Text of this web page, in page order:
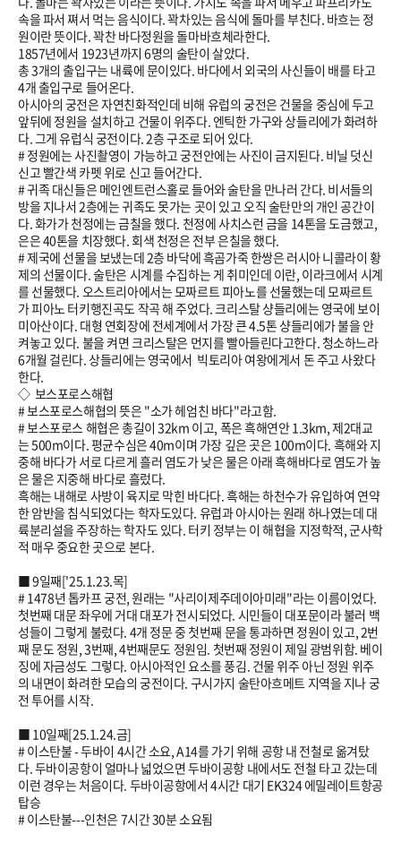
속을 파서 쪄서 먹는 음식이다. 꽉차있는 음식에 돌마를 부친다. 바흐는 정
원이란 뜻이다. 꽉찬 바다정원을 돌마바흐체라한다.
1857년에서 1923년까지 6명의 술탄이 살았다.
총 3개의 출입구는 내륙에 문이있다. 바다에서 외국의 사신들이 배를 타고
4개 출입구로 들어온다.
아시아의 궁전은 자연친화적인데 비해 유럽의 궁전은 건물을 중심에 두고
앞뒤에 정원을 설치하고 건물이 위주다. 엔틱한 가구와 상들리에가 화려하
다. 그게 유럽식 궁전이다. 2층 구조로 되어 있다.
# 정원에는 사진촬영이 가능하고 궁전안에는 사진이 금지된다. 비닐 덧신
신고 빨간색 카펫 위로 신고 들어간다.
# 귀족 대신들은 메인엔트런스홀로 들어와 술탄을 만나러 간다. 비서들의
방을 지나서 2층에는 귀족도 못가는 곳이 있고 오직 술탄만의 개인 공간이
다. 화가가 천정에는 금칠을 했다. 천정에 사치스런 금을 14톤을 도금했고,
은은 40톤을 치장했다. 회색 천정은 전부 은칠을 했다.
# 제국에 선물을 보냈는데 2층 바닥에 흑곰가죽 한쌍은 러시아 니콜라이 황
제의 선물이다. 술탄은 시계를 수집하는 게 취미인데 이란, 이라크에서 시계
를 선물했다. 오스트리아에서는 모짜르트 피아노를 선물했는데 모짜르트
가 피아노 터키행진곡도 작곡 해 주었다. 크리스탈 샹들리에는 영국에 보이
미아산이다. 대형 연회장에 전세계에서 가장 큰 4.5톤 샹들리에가 불을 안
켜놓고 있다. 불을 켜면 크리스탈은 먼지를 빨아들린다고한다. 청소하느라
6개월 걸린다. 상들리에는 영국에서 빅토리아 여왕에게서 돈 주고 사왔다
한다.
◇ 보스포로스해협
# 보스포로스해협의 뜻은 "소가 헤엄친 바다"라고함.
# 보스포로스 해협은 총길이 32km 이고, 폭은 흑해연안 1.3km, 제2대교
는 500m이다. 평균수심은 40m이며 가장 깊은 곳은 100m이다. 흑해와 지
중해 바다가 서로 다르게 흘러 염도가 낮은 물은 아래 흑해바다로 염도가 높
은 물은 지중해 바다로 흘렀다.
흑해는 내해로 사방이 육지로 막힌 바다다. 흑해는 하천수가 유입하여 연약
한 암반을 침식되었다는 학자도있다. 유럽과 아시아는 원래 하나였는데 대
륙분리설을 주장하는 학자도 있다. 터키 정부는 이 해협을 지정학적, 군사학
적 매우 중요한 곳으로 본다.
■ 9일째['25.1.23.목]
#1478년 톱카프 궁전, 원래는 "사리이제주데이아미래"라는 이름이었다.
첫번째 대문 좌우에 거대 대포가 전시되었다. 시민들이 대포문이라 불러 백
성들이 그렇게 불렀다. 4개 정문 중 첫번째 문을 통과하면 정원이 있고, 2번
째 문도 정원, 3번째, 4번째문도 정원임. 첫번째 정원이 제일 광범위함. 베이
징에 자금성도 그렇다. 아시아적인 요소를 풍김. 건물 위주 아닌 정원 위주
의 내면이 화려한 모습의 궁전이다. 구시가지 술탄아흐메트 지역을 지나 궁
전 투어를 시작.
■ 10일째[25.1.24.금]
# 이스탄불 - 두바이 4시간 소요, A14를 가기 위해 공항 내 전철로 옮겨탔
다. 두바이공항이 얼마나 넓었으면 두바이공항 내에서도 전철 타고 갔는데
이런 경우는 처음이다. 두바이공항에서 4시간 대기 EK324 에밀레이트항공
탑승
# 이스탄불---인천은 7시간 30분 소요됨